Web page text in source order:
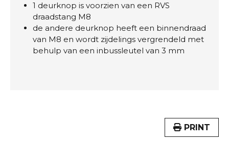
1 deurknop is voorzien van een RVS
draadstang M8
de andere deurknop heeft een binnendraad
van M8 en wordt zijdelings vergrendeld met
behulp van een inbussleutel van 3 mm
PRINT